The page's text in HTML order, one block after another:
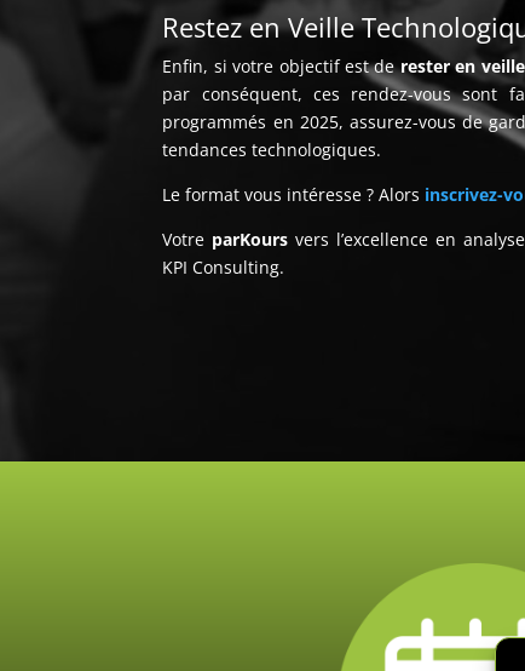
Restez en Veille
Enfin, si votre objectif est derester en veille
par conséquent, ces rendez-vous sont
programmés en 2025, assurez-vous de
tendances technologiques.
Le format vous intéresse ? Alors inscrivez-
Votre parKours vers l’excellence en
KPI Consulting.